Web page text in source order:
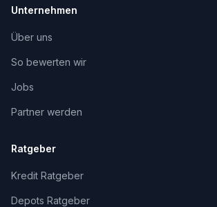
Unternehmen
Über uns
So bewerten wir
Jobs
Partner werden
Ratgeber
Kredit Ratgeber
Depots Ratgeber